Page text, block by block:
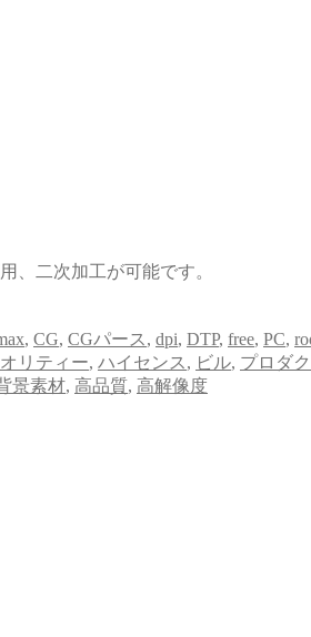
、二次加工が可能です。
, CG, CGパース , dpi, DTP, free, PC,
リティー, ハイセンス , ビル, プロダク
景素材, 高品質, 高解像度